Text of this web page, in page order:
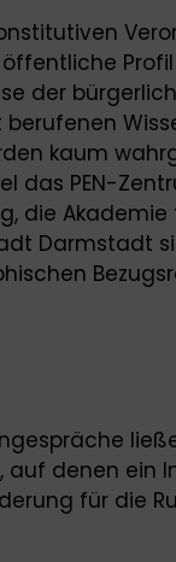
der
kaum
das PEN-
die Akademie
Darmstadt
auf denen ein
für die